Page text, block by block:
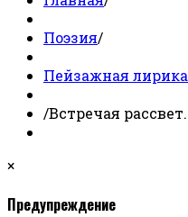
Поэзия/
Пейзажная лирика
/Встречая рассвет.
×
Предупреждение